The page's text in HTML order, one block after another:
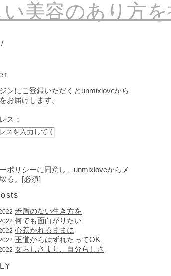
い美容のあり方
/
ンにご登録いただくとunmixloveから
お届けします。
ス：
ポリシーに同意し、unmixloveからメ
る。[必須]
矛盾のない生き方を
何でも面白がりたい
心惹かれるままに
王道からはずれたってOK
女らしさより、自分らしさ